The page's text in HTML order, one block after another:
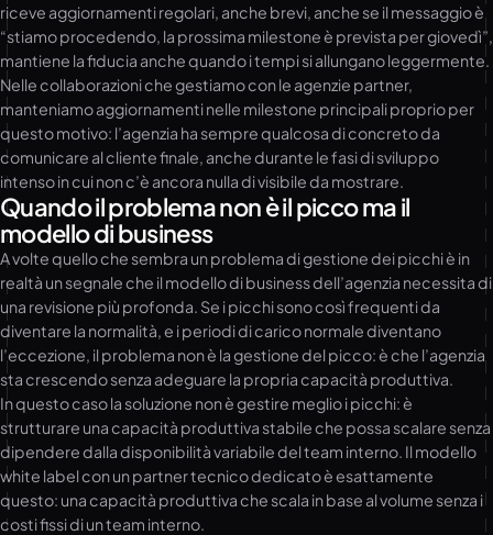
riceve aggiornamenti regolari, anche brevi, anche se il messaggio è
“stiamo procedendo, la prossima milestone è prevista per giovedì”,
mantiene la fiducia anche quando i tempi si allungano leggermente.
Nelle collaborazioni che gestiamo con le agenzie partner,
manteniamo aggiornamenti nelle milestone principali proprio per
questo motivo: l’agenzia ha sempre qualcosa di concreto da
comunicare al cliente finale, anche durante le fasi di sviluppo
intenso in cui non c’è ancora nulla di visibile da mostrare.
Quando il problema non è il picco ma il
modello di business
A volte quello che sembra un problema di gestione dei picchi è in
realtà un segnale che il modello di business dell’agenzia necessita di
una revisione più profonda. Se i picchi sono così frequenti da
diventare la normalità, e i periodi di carico normale diventano
l’eccezione, il problema non è la gestione del picco: è che l’agenzia
sta crescendo senza adeguare la propria capacità produttiva.
In questo caso la soluzione non è gestire meglio i picchi: è
strutturare una capacità produttiva stabile che possa scalare senza
dipendere dalla disponibilità variabile del team interno. Il modello
white label con un partner tecnico dedicato è esattamente
questo: una capacità produttiva che scala in base al volume senza i
costi fissi di un team interno.